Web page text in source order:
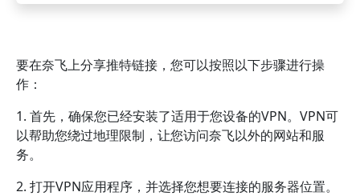
要在奈飞上分享推特链接，您可以按照以下步骤进行操
作：
1. 首先，确保您已经安装了适用于您设备的VPN。VPN可
以帮助您绕过地理限制，让您访问奈飞以外的网站和服
务。
2. 打开VPN应用程序，并选择您想要连接的服务器位置。